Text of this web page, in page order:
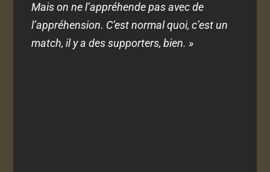
Mais on ne l’appréhende pas avec de
l’appréhension. C’est normal quoi, c’est un
match, il y a des supporters, bien. »